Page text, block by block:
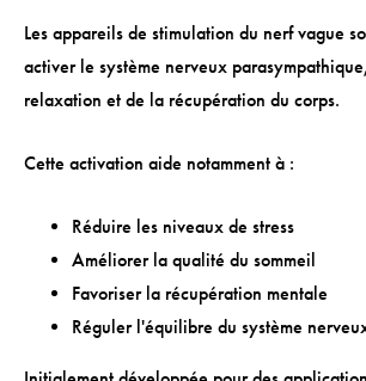
Les appareils de stimulation du nerf vague
activer le système nerveux
relaxation et de la récupération du corps.
Cette activation aide notamment à :
Réduire les niveaux de stress
Améliorer la qualité du sommeil
Favoriser la récupération mentale
Réguler l'équilibre du système